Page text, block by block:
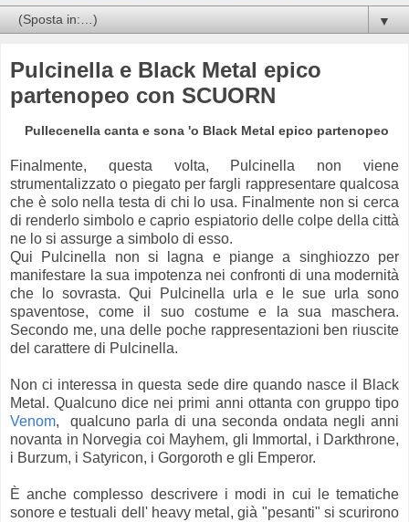
▼
Pulcinella e Black Metal epico
partenopeo con SCUORN
Pullecenella canta e sona 'o Black Metal epico partenopeo
Finalmente, questa volta, Pulcinella non viene
strumentalizzato o piegato per fargli rappresentare qualcosa
che è solo nella testa di chi lo usa. Finalmente non si cerca
di renderlo simbolo e caprio espiatorio delle colpe della città
ne lo si assurge a simbolo di esso.
Qui Pulcinella non si lagna e piange a singhiozzo per
manifestare la sua impotenza nei confronti di una modernità
che lo sovrasta. Qui Pulcinella urla e le sue urla sono
spaventose, come il suo costume e la sua maschera.
Secondo me, una delle poche rappresentazioni ben riuscite
del carattere di Pulcinella.
Non ci interessa in questa sede dire quando nasce il Black
Metal. Qualcuno dice nei primi anni ottanta con gruppo tipo
Venom, qualcuno parla di una seconda ondata negli anni
novanta in Norvegia coi Mayhem, gli Immortal, i Darkthrone,
i Burzum, i Satyricon, i Gorgoroth e gli Emperor.
È anche complesso descrivere i modi in cui le tematiche
sonore e testuali dell' heavy metal, già "pesanti" si scurirono